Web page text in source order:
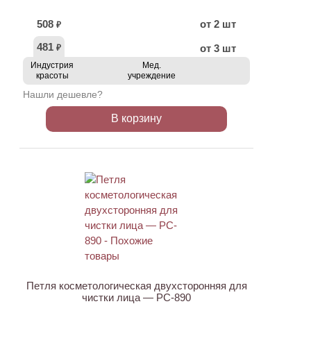
508 ₽
от 2 шт
481 ₽ от 3 шт
Индустрия
красоты
Мед.
учреждение
Нашли дешевле?
В корзину
Петля косметологическая двухсторонняя для
чистки лица — PC-890